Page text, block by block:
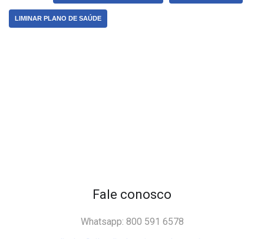
LIMINAR PLANO DE SAÚDE
Fale conosco
Whatsapp: 800 591 6578